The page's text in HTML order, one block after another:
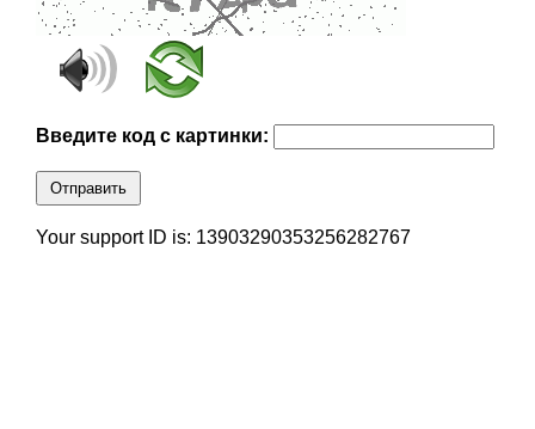
Введите код с картинки:
Отправить
Your support ID is: 13903290353256282767